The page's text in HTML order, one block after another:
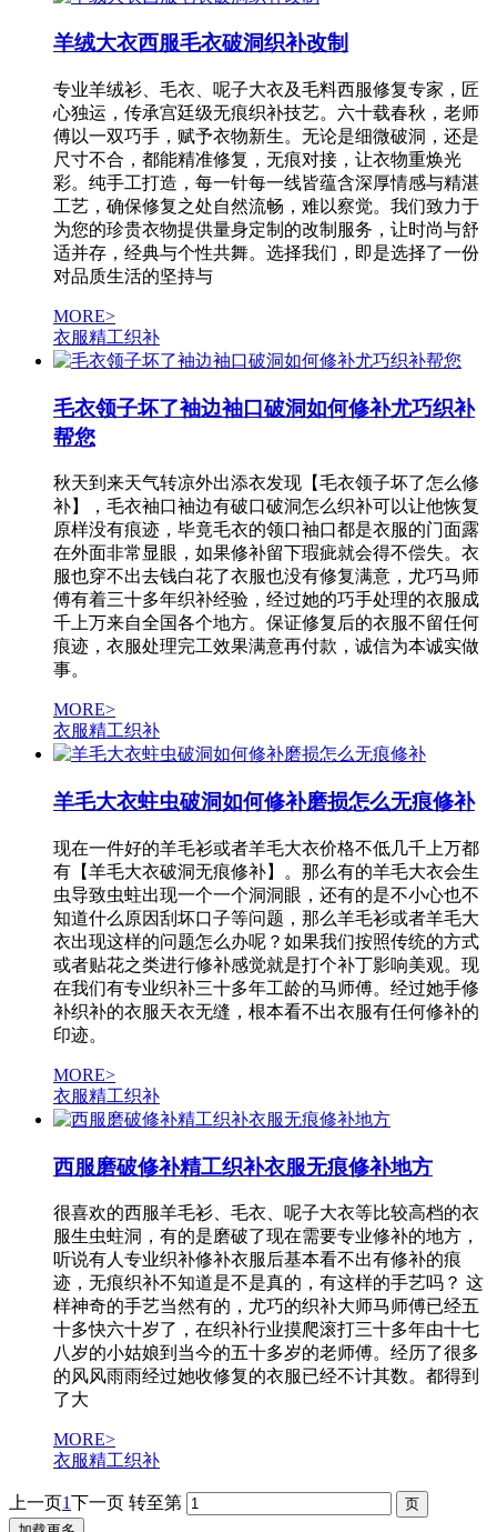
羊绒大衣西服毛衣破洞织补改制
专业羊绒衫、毛衣、呢子大衣及毛料西服修复专家，匠
心独运，传承宫廷级无痕织补技艺。六十载春秋，老师
傅以一双巧手，赋予衣物新生。无论是细微破洞，还是
尺寸不合，都能精准修复，无痕对接，让衣物重焕光
彩。纯手工打造，每一针每一线皆蕴含深厚情感与精湛
工艺，确保修复之处自然流畅，难以察觉。我们致力于
为您的珍贵衣物提供量身定制的改制服务，让时尚与舒
适并存，经典与个性共舞。选择我们，即是选择了一份
对品质生活的坚持与
MORE>
衣服精工织补
毛衣领子坏了袖边袖口破洞如何修补尤巧织补
帮您
秋天到来天气转凉外出添衣发现【毛衣领子坏了怎么修
补】，毛衣袖口袖边有破口破洞怎么织补可以让他恢复
原样没有痕迹，毕竟毛衣的领口袖口都是衣服的门面露
在外面非常显眼，如果修补留下瑕疵就会得不偿失。衣
服也穿不出去钱白花了衣服也没有修复满意，尤巧马师
傅有着三十多年织补经验，经过她的巧手处理的衣服成
千上万来自全国各个地方。保证修复后的衣服不留任何
痕迹，衣服处理完工效果满意再付款，诚信为本诚实做
事。
MORE>
衣服精工织补
羊毛大衣蛀虫破洞如何修补磨损怎么无痕修补
现在一件好的羊毛衫或者羊毛大衣价格不低几千上万都
有【羊毛大衣破洞无痕修补】。那么有的羊毛大衣会生
虫导致虫蛀出现一个一个洞洞眼，还有的是不小心也不
知道什么原因刮坏口子等问题，那么羊毛衫或者羊毛大
衣出现这样的问题怎么办呢？如果我们按照传统的方式
或者贴花之类进行修补感觉就是打个补丁影响美观。现
在我们有专业织补三十多年工龄的马师傅。经过她手修
补织补的衣服天衣无缝，根本看不出衣服有任何修补的
印迹。
MORE>
衣服精工织补
西服磨破修补精工织补衣服无痕修补地方
很喜欢的西服羊毛衫、毛衣、呢子大衣等比较高档的衣
服生虫蛀洞，有的是磨破了现在需要专业修补的地方，
听说有人专业织补修补衣服后基本看不出有修补的痕
迹，无痕织补不知道是不是真的，有这样的手艺吗？ 这
样神奇的手艺当然有的，尤巧的织补大师马师傅已经五
十多快六十岁了，在织补行业摸爬滚打三十多年由十七
八岁的小姑娘到当今的五十多岁的老师傅。经历了很多
的风风雨雨经过她收修复的衣服已经不计其数。都得到
了大
MORE>
衣服精工织补
上一页1下一页 转至第